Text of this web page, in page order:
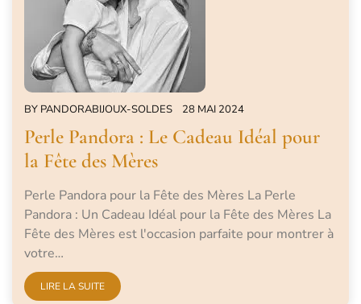
BY PANDORABIJOUX-SOLDES 28 MAI 2024
Perle Pandora : Le Cadeau Idéal pour
la Fête des Mères
Perle Pandora pour la Fête des Mères La Perle
Pandora : Un Cadeau Idéal pour la Fête des Mères La
Fête des Mères est l'occasion parfaite pour montrer à
votre…
LIRE LA SUITE